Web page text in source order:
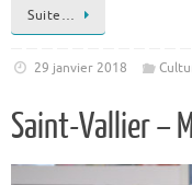
Suite…
29 janvier 2018
Saint-Vallier –